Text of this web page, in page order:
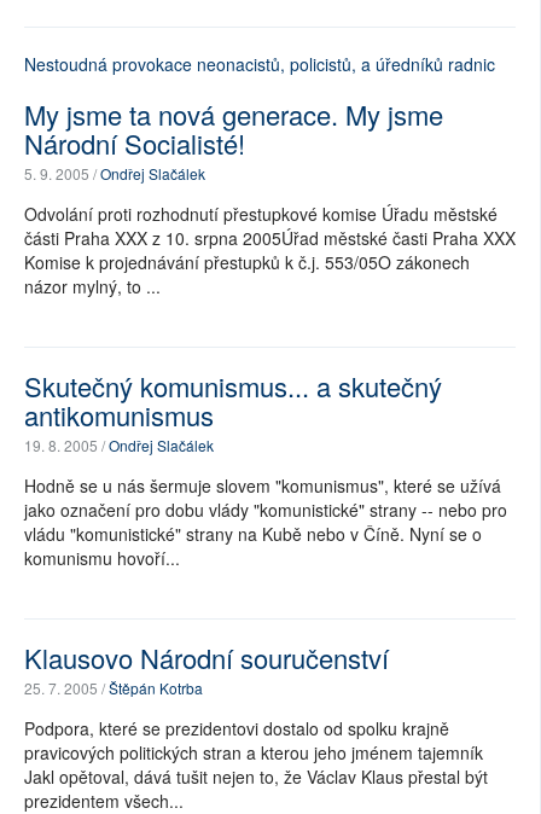
Nestoudná provokace neonacistů, policistů, a úředníků radnic
My jsme ta nová generace. My jsme
Národní Socialisté!
5. 9. 2005 /Ondřej Slačálek
Odvolání proti rozhodnutí přestupkové komise Úřadu městské
části Praha XXX z 10. srpna 2005Úřad městské časti Praha XXX
Komise k projednávání přestupků k č.j. 553/05O zákonech
názor mylný, to ...
Skutečný komunismus... a skutečný
antikomunismus
19. 8. 2005 /Ondřej Slačálek
Hodně se u nás šermuje slovem "komunismus", které se užívá
jako označení pro dobu vlády "komunistické" strany -- nebo pro
vládu "komunistické" strany na Kubě nebo v Číně. Nyní se o
komunismu hovoří...
Klausovo Národní souručenství
25. 7. 2005 /Štěpán Kotrba
Podpora, které se prezidentovi dostalo od spolku krajně
pravicových politických stran a kterou jeho jménem tajemník
Jakl opětoval, dává tušit nejen to, že Václav Klaus přestal být
prezidentem všech...